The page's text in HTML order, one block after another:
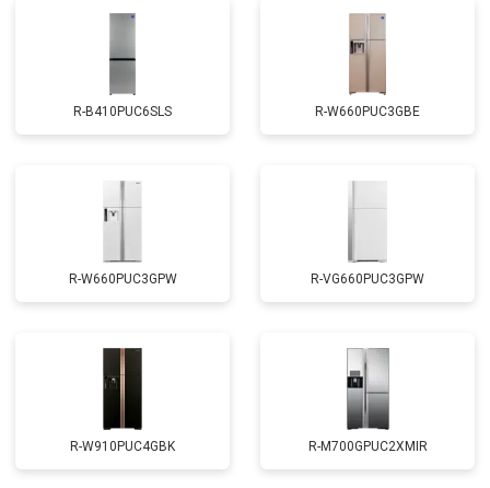
R-B410PUC6SLS R-W660PUC3GBE
R-W660PUC3GPW R-VG660PUC3GPW
R-W910PUC4GBK R-M700GPUC2XMIR